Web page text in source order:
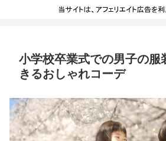
小学校卒業式での男子の服
きるおしゃれコーデ